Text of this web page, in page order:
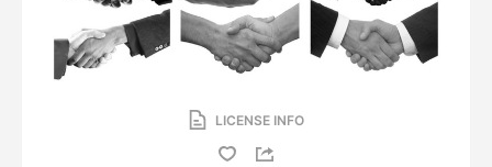
LICENSE INFO